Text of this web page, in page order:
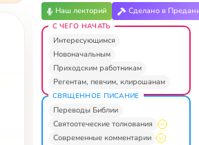
Наш лекторий Сделано в
С ЧЕГО НАЧАТЬ
Интересующимся
Новоначальным
Приходским работникам
Регентам, певчим, клирошанам
СВЯЩЕННОЕ ПИСАНИЕ
Переводы Библии
Святоотеческие толкования
Современные комментарии